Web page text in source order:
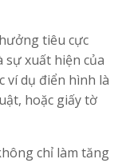
tiêu cực
sự xuất hiện của
ví dụ điển hình là
hoặc giấy tờ
chỉ làm tăng